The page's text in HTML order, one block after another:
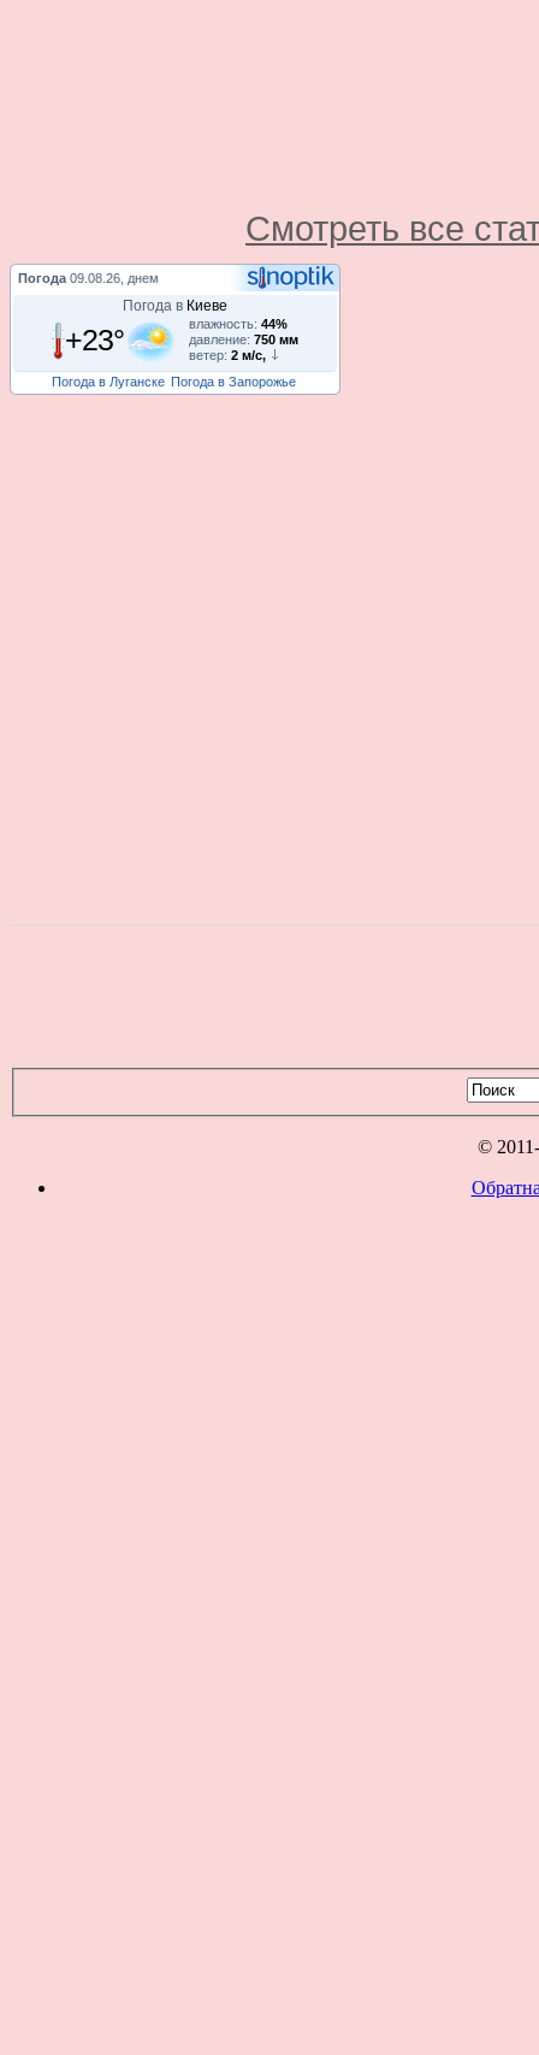
Смотреть все
Погода 09.08.26, днем
Погода в Киеве
+23° влажность: 44%
давление: 750 мм
ветер: 2 м/с,
Погода в Луганске Погода в Запорожье
©